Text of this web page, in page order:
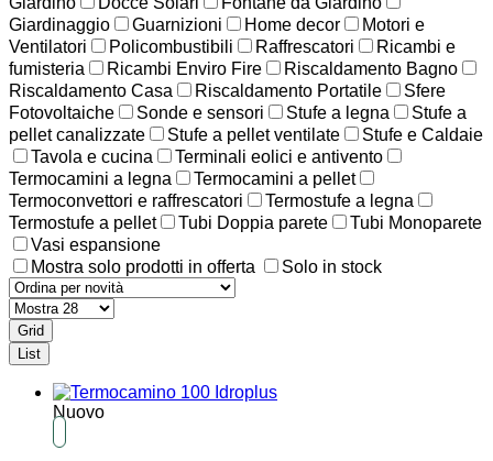
Giardinaggio
Guarnizioni Home decor
Motori e
Ventilatori
Policombustibili Raffrescatori
Ricambi e
fumisteria
Ricambi Enviro Fire
Riscaldamento Bagno
Riscaldamento Casa
Riscaldamento Portatile
Sfere
Fotovoltaiche
Sonde e sensori Stufe a legna
Stufe a
pellet canalizzate
Stufe a pellet ventilate
Stufe e Caldaie
Tavola e cucina
Terminali eolici e antivento
Termocamini a legna
Termocamini a pellet
Termoconvettori e raffrescatori
Termostufe a legna
Termostufe a pellet
Tubi Doppia parete
Tubi Monoparete
Vasi espansione
Mostra solo prodotti in offerta
Solo in stock
Grid
List
Nuovo